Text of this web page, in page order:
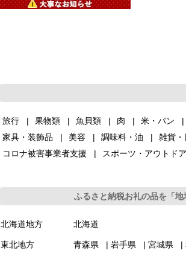
旅行 果物類 魚貝類 肉 米・パン
家具・装飾品
美容 調味料・油 雑貨・
コロナ被害事業者支援
スポーツ・アウトドア
ふるさと納税お礼の品を「
北海道地方 北海道
東北地方 青森県 岩手県 宮城県